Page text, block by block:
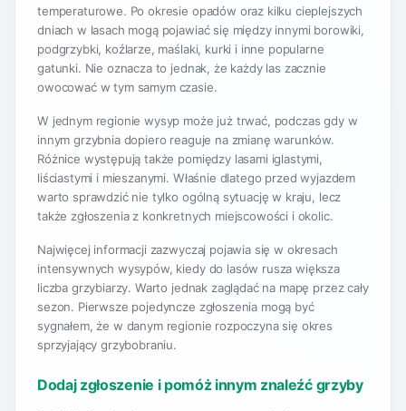
temperaturowe. Po okresie opadów oraz kilku cieplejszych
dniach w lasach mogą pojawiać się między innymi borowiki,
podgrzybki, koźlarze, maślaki, kurki i inne popularne
gatunki. Nie oznacza to jednak, że każdy las zacznie
owocować w tym samym czasie.
W jednym regionie wysyp może już trwać, podczas gdy w
innym grzybnia dopiero reaguje na zmianę warunków.
Różnice występują także pomiędzy lasami iglastymi,
liściastymi i mieszanymi. Właśnie dlatego przed wyjazdem
warto sprawdzić nie tylko ogólną sytuację w kraju, lecz
także zgłoszenia z konkretnych miejscowości i okolic.
Najwięcej informacji zazwyczaj pojawia się w okresach
intensywnych wysypów, kiedy do lasów rusza większa
liczba grzybiarzy. Warto jednak zaglądać na mapę przez cały
sezon. Pierwsze pojedyncze zgłoszenia mogą być
sygnałem, że w danym regionie rozpoczyna się okres
sprzyjający grzybobraniu.
Dodaj zgłoszenie i pomóż innym znaleźć grzyby